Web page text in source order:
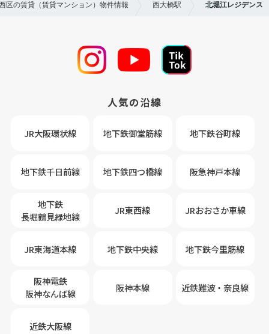
区の賃貸（賃貸マンション）物件情報 西大橋駅 北堀江レジデンス
人気の沿線
JR大阪環状線 地下鉄御堂筋線 地下鉄谷町線
地下鉄千日前線 地下鉄四つ橋線 阪急神戸本線
地下鉄
長堀鶴見緑地線
JR東西線 JRおおさか車線
JR東海道本線 地下鉄中央線 地下鉄今里筋線
阪神電鉄
阪神なんば線
阪神本線 近鉄難波・奈良線
近鉄大阪線